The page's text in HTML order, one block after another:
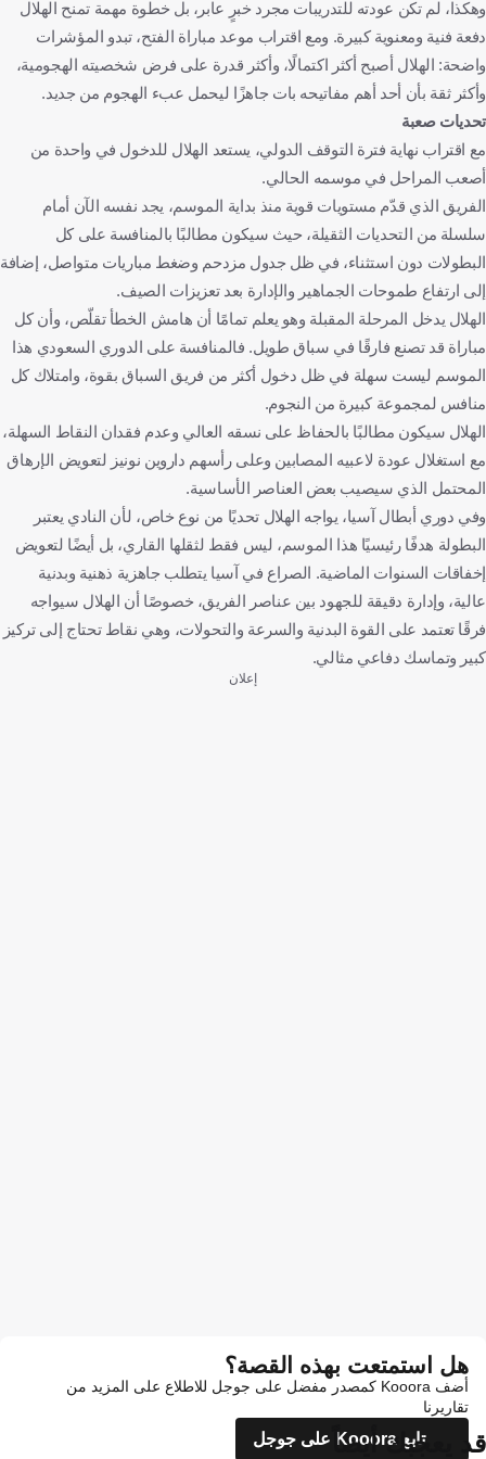
وهكذا، لم تكن عودته للتدريبات مجرد خبرٍ عابر، بل خطوة مهمة تمنح الهلال
دفعة فنية ومعنوية كبيرة. ومع اقتراب موعد مباراة الفتح، تبدو المؤشرات
واضحة: الهلال أصبح أكثر اكتمالًا، وأكثر قدرة على فرض شخصيته الهجومية،
وأكثر ثقة بأن أحد أهم مفاتيحه بات جاهزًا ليحمل عبء الهجوم من جديد.
تحديات صعبة
مع اقتراب نهاية فترة التوقف الدولي، يستعد الهلال للدخول في واحدة من
أصعب المراحل في موسمه الحالي.
الفريق الذي قدّم مستويات قوية منذ بداية الموسم، يجد نفسه الآن أمام
سلسلة من التحديات الثقيلة، حيث سيكون مطالبًا بالمنافسة على كل
البطولات دون استثناء، في ظل جدول مزدحم وضغط مباريات متواصل، إضافة
إلى ارتفاع طموحات الجماهير والإدارة بعد تعزيزات الصيف.
الهلال يدخل المرحلة المقبلة وهو يعلم تمامًا أن هامش الخطأ تقلّص، وأن كل
مباراة قد تصنع فارقًا في سباق طويل. فالمنافسة على الدوري السعودي هذا
الموسم ليست سهلة في ظل دخول أكثر من فريق السباق بقوة، وامتلاك كل
منافس لمجموعة كبيرة من النجوم.
الهلال سيكون مطالبًا بالحفاظ على نسقه العالي وعدم فقدان النقاط السهلة،
مع استغلال عودة لاعبيه المصابين وعلى رأسهم داروين نونيز لتعويض الإرهاق
المحتمل الذي سيصيب بعض العناصر الأساسية.
وفي دوري أبطال آسيا، يواجه الهلال تحديًا من نوع خاص، لأن النادي يعتبر
البطولة هدفًا رئيسيًا هذا الموسم، ليس فقط لثقلها القاري، بل أيضًا لتعويض
إخفاقات السنوات الماضية. الصراع في آسيا يتطلب جاهزية ذهنية وبدنية
عالية، وإدارة دقيقة للجهود بين عناصر الفريق، خصوصًا أن الهلال سيواجه
فرقًا تعتمد على القوة البدنية والسرعة والتحولات، وهي نقاط تحتاج إلى تركيز
كبير وتماسك دفاعي مثالي.
إعلان
هل استمتعت بهذه القصة؟
أضف Kooora كمصدر مفضل على جوجل للاطلاع على المزيد من
تقاريرنا
تابع Kooora على جوجل
قد يعجبك أيضاً